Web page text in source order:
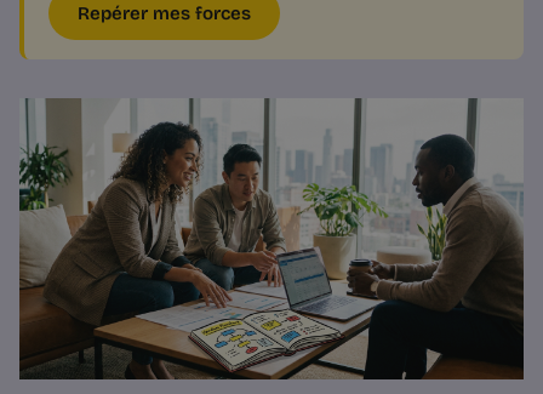
Repérer mes forces